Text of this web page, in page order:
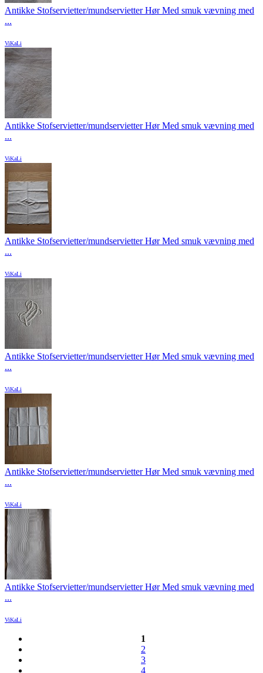
Antikke Stofservietter/mundservietter Hør Med smuk vævning med
...
ViKaLi
Antikke Stofservietter/mundservietter Hør Med smuk vævning med
...
ViKaLi
Antikke Stofservietter/mundservietter Hør Med smuk vævning med
...
ViKaLi
Antikke Stofservietter/mundservietter Hør Med smuk vævning med
...
ViKaLi
Antikke Stofservietter/mundservietter Hør Med smuk vævning med
...
ViKaLi
Antikke Stofservietter/mundservietter Hør Med smuk vævning med
...
ViKaLi
1
2
3
4